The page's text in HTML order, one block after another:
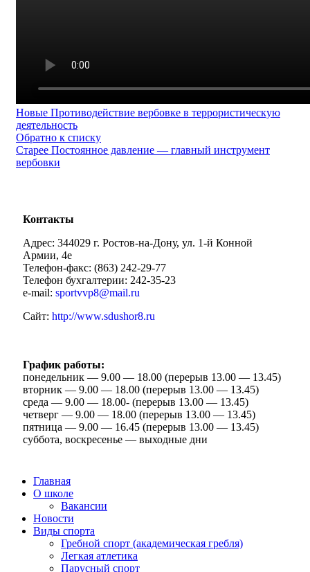
Новые Противодействие вербовке в террористическую
деятельность
Обратно к списку
Старее Постоянное давление — главный инструмент
вербовки
Контакты
Адрес: 344029 г. Ростов-на-Дону, ул. 1-й Конной
Армии, 4е
Телефон-факс: (863) 242-29-77
Телефон бухгалтерии: 242-35-23
e-mail: sportvvp8@mail.ru
Сайт: http://www.sdushor8.ru
График работы:
понедельник — 9.00 — 18.00 (перерыв 13.00 — 13.45)
вторник — 9.00 — 18.00 (перерыв 13.00 — 13.45)
среда — 9.00 — 18.00- (перерыв 13.00 — 13.45)
четверг — 9.00 — 18.00 (перерыв 13.00 — 13.45)
пятница — 9.00 — 16.45 (перерыв 13.00 — 13.45)
суббота, воскресенье — выходные дни
Главная
О школе
Вакансии
Новости
Виды спорта
Гребной спорт (академическая гребля)
Легкая атлетика
Парусный спорт